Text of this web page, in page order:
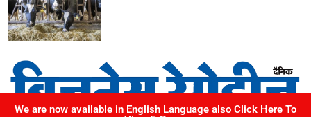
We are now available in English Language also Click Here To